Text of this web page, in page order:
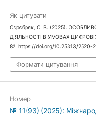
Як цитувати
Сєрєбряк, С. В. (2025).
ДІЯЛЬНОСТІ В УМОВАХ
82. https://doi.org/10.25313/2520-
Формати цитування
Номер
№ 11(93) (2025):